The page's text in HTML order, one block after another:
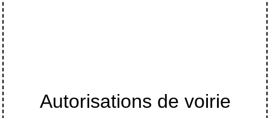
Autorisations de voirie